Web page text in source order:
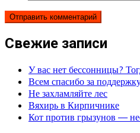
Свежие записи
У вас нет бессонницы?
Всем спасибо за
Не захламляйте лес
Вяхирь в Кирпичнике
Кот против грызунов —